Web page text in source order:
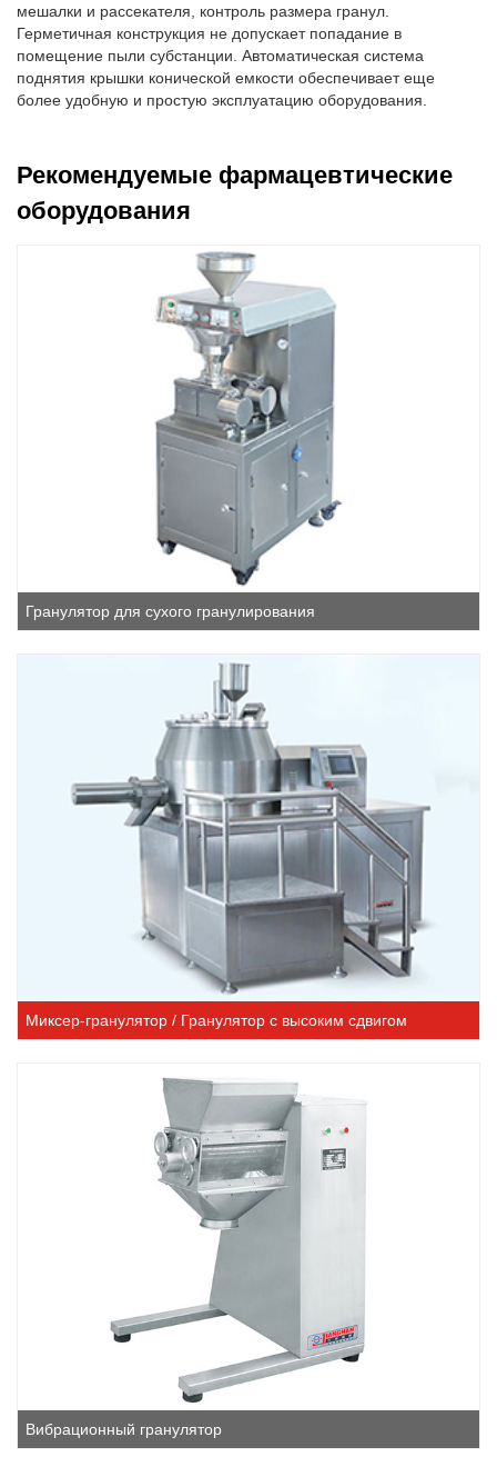
мешалки и рассекателя, контроль размера гранул.
Герметичная конструкция не допускает попадание в
помещение пыли субстанции. Автоматическая система
поднятия крышки конической емкости обеспечивает еще
более удобную и простую эксплуатацию оборудования.
Рекомендуемые фармацевтические
оборудования
Гранулятор для сухого гранулирования
Миксер-гранулятор / Гранулятор с высоким сдвигом
Вибрационный гранулятор